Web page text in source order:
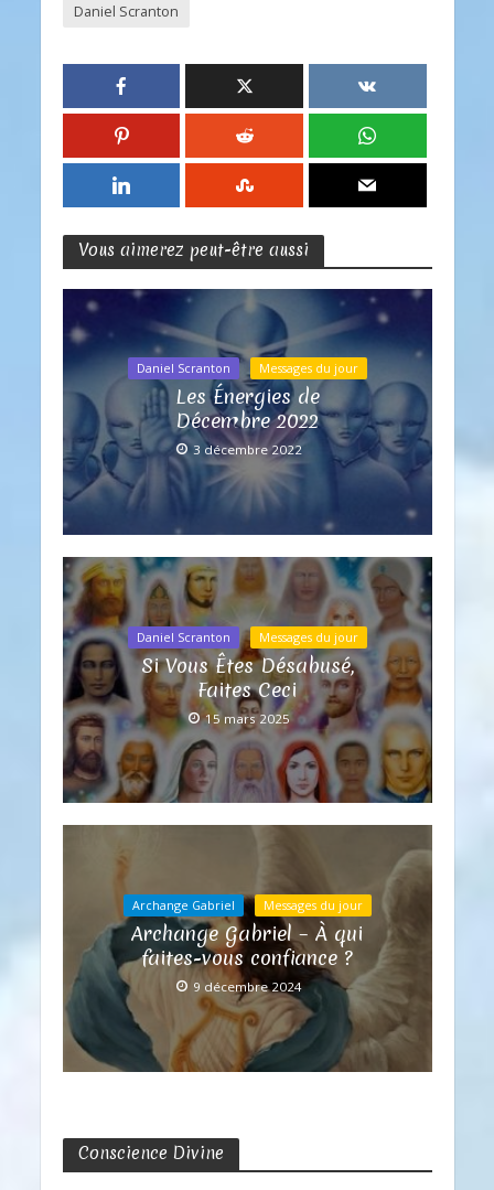
Daniel Scranton
Vous aimerez peut-être aussi
Daniel Scranton Messages du jour
Les Énergies de
Décembre 2022
3 décembre 2022
Daniel Scranton Messages du jour
Si Vous Êtes Désabusé,
Faites Ceci
15 mars 2025
Archange Gabriel Messages du jour
Archange Gabriel – À qui
faites-vous confiance ?
9 décembre 2024
Conscience Divine